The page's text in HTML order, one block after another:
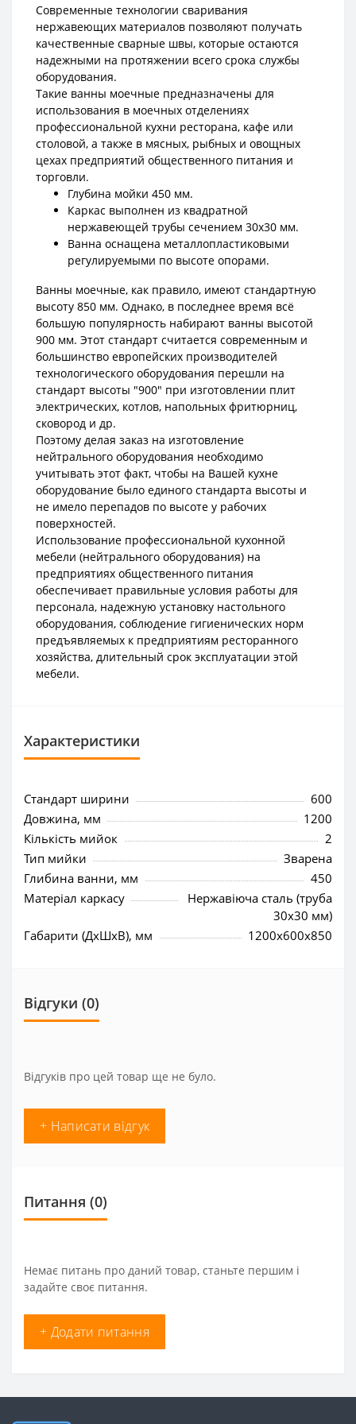
Современные технологии сваривания
нержавеющих материалов позволяют получать
качественные сварные швы, которые остаются
надежными на протяжении всего срока службы
оборудования.
Такие ванны моечные предназначены для
использования в моечных отделениях
профессиональной кухни ресторана, кафе или
столовой, а также в мясных, рыбных и овощных
цехах предприятий общественного питания и
торговли.
Глубина мойки 450 мм.
Каркас выполнен из квадратной
нержавеющей трубы сечением 30х30 мм.
Ванна оснащена металлопластиковыми
регулируемыми по высоте опорами.
Ванны моечные, как правило, имеют стандартную
высоту 850 мм. Однако, в последнее время всё
большую популярность набирают ванны высотой
900 мм. Этот стандарт считается современным и
большинство европейских производителей
технологического оборудования перешли на
стандарт высоты "900" при изготовлении плит
электрических, котлов, напольных фритюрниц,
сковород и др.
Поэтому делая заказ на изготовление
нейтрального оборудования необходимо
учитывать этот факт, чтобы на Вашей кухне
оборудование было единого стандарта высоты и
не имело перепадов по высоте у рабочих
поверхностей.
Использование профессиональной кухонной
мебели (нейтрального оборудования) на
предприятиях общественного питания
обеспечивает правильные условия работы для
персонала, надежную установку настольного
оборудования, соблюдение гигиенических норм
предъявляемых к предприятиям ресторанного
хозяйства, длительный срок эксплуатации этой
мебели.
Характеристики
Стандарт ширини
600
Довжина, мм
1200
Кількість мийок
2
Тип мийки
Зварена
Глибина ванни, мм
450
Матеріал каркасу
Нержавіюча сталь (труба
30х30 мм)
Габарити (ДхШхВ), мм
1200x600x850
Відгуки (0)
Відгуків про цей товар ще не було.
+ Написати відгук
Питання (0)
Немає питань про даний товар, станьте першим і
задайте своє питання.
+ Додати питання